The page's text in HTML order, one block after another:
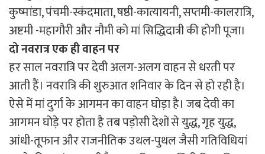
कुष्मांडा, पंचमी-स्कंदमाता, षष्ठी-कात्यायनी, सप्तमी-कालरात्रि,
अष्टमी -महागौरी और नौमी को मां सिद्धिदात्री की होगी पूजा।
दोनवरात्रएकहीवाहनपर
हर साल नवरात्रि पर देवी अलग-अलग वाहन से धरती पर
आती हैं। नवरात्रि की शुरुआत शनिवार के दिन से हो रही है।
ऐसे में मां दुर्गा के आगमन का वाहन घोड़ा है। जब देवी का
आगमन घोड़े पर होता है तब पड़ोसी देशों से युद्ध, गृह युद्ध,
आंधी-तूफान और राजनीतिक उथल-पुथल जैसी गतिविधियां